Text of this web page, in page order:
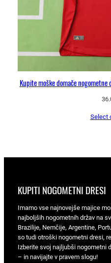
Kupite moške domače
Select
KUPITI NOGOMETNI DRESI
Imamo vse najnovejše majice
najboljših nogometnih držav na
Brazilije, Nemčije, Argentine,
so tudi otroški nogometni dresi,
Izberite svoj najljubši nogometni
– in navijajte v pravem slogu!